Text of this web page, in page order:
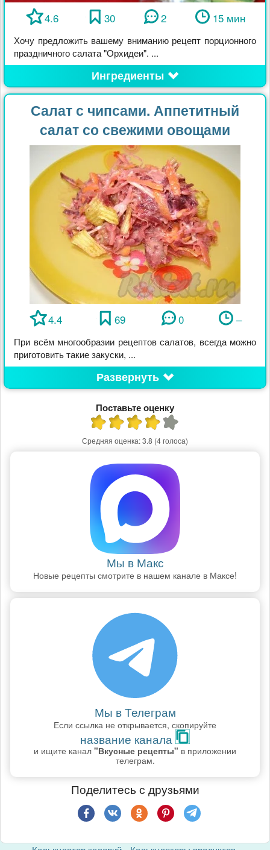
4.6 30 2 15 мин
Хочу предложить вашему вниманию рецепт порционного
праздничного салата "Орхидеи". ...
Ингредиенты
Салат с чипсами. Аппетитный
салат со свежими овощами
4.4 69 0 –
При всём многообразии рецептов салатов, всегда можно
приготовить такие закуски, ...
Развернуть
Поставьте оценку
Средняя оценка:3.8 (4 голоса)
Мы в Макс
Новые рецепты смотрите в нашем канале в Максе!
Мы в Телеграм
Если ссылка не открывается, скопируйте
название канала
и ищите канал "Вкусные рецепты" в приложении
телеграм.
Поделитесь с друзьями